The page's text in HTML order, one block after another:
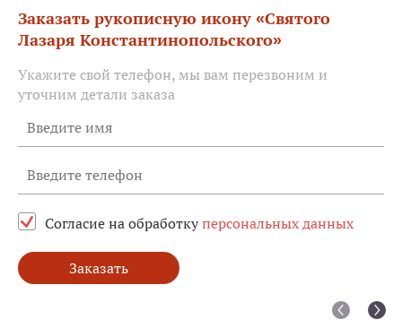
Заказать рукописную икону «Святого
Лазаря Константинопольского»
Укажите свой телефон, мы вам перезвоним и
уточним детали заказа
Согласие на обработкуперсональных данных
Заказать